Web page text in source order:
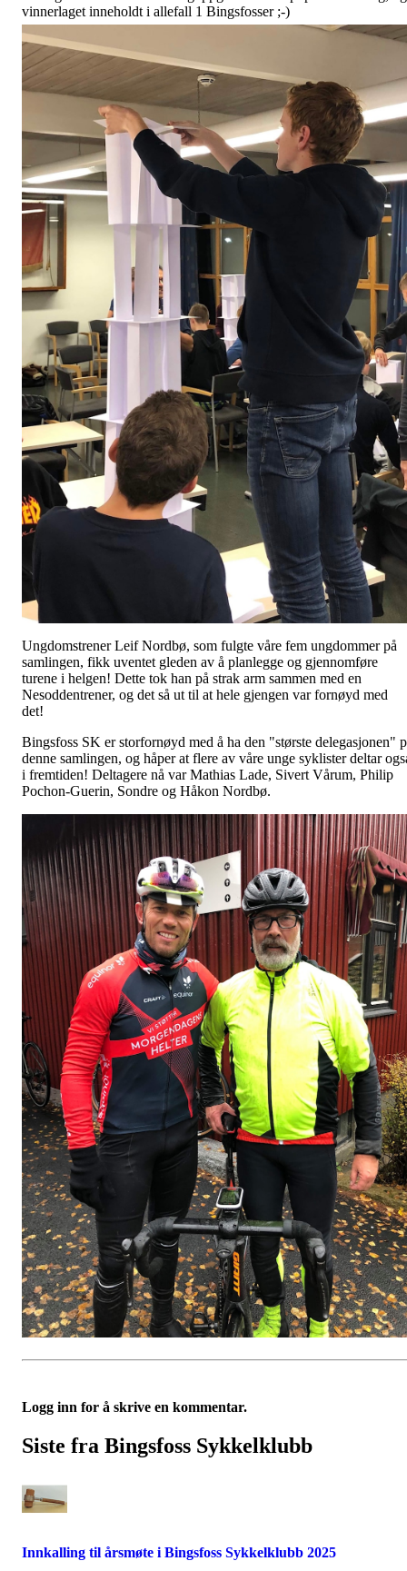
vinnerlaget inneholdt i allefall 1 Bingsfosser ;-)
Ungdomstrener Leif Nordbø, som fulgte våre fem ungdommer på
samlingen, fikk uventet gleden av å planlegge og gjennomføre
turene i helgen! Dette tok han på strak arm sammen med en
Nesoddentrener, og det så ut til at hele gjengen var fornøyd med
det!
Bingsfoss SK er storfornøyd med å ha den "største delegasjonen"
denne samlingen, og håper at flere av våre unge syklister deltar
i fremtiden! Deltagere nå var Mathias Lade, Sivert Vårum, Philip
Pochon-Guerin, Sondre og Håkon Nordbø.
Logg inn for å skrive en kommentar.
Siste fra Bingsfoss Sykkelklubb
Innkalling til årsmøte i Bingsfoss Sykkelklubb 2025